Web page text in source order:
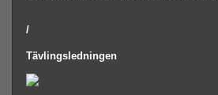
/
Tävlingsledningen